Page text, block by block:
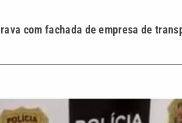
com fachada de empresa de